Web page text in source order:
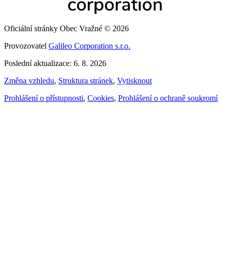
Oficiální stránky Obec Vražné © 2026
Provozovatel Galileo Corporation s.r.o.
Poslední aktualizace: 6. 8. 2026
Změna vzhledu, Struktura stránek, Vytisknout
Prohlášení o přístupnosti, Cookies, Prohlášení o ochraně soukromí